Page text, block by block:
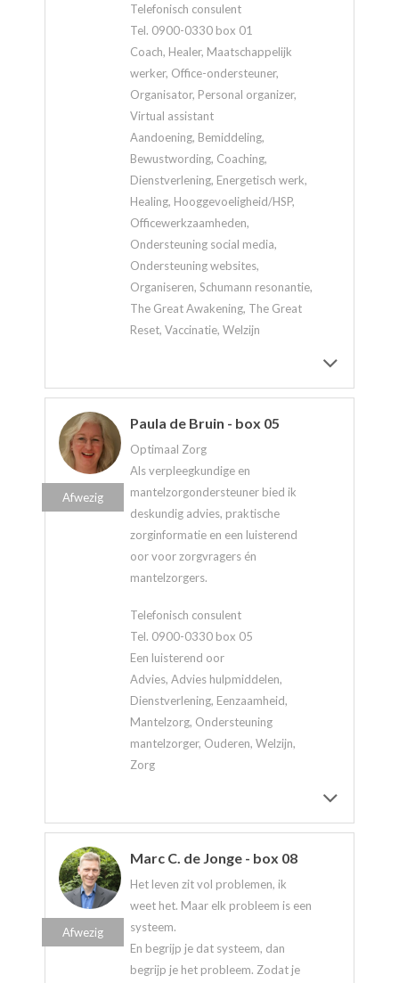
Telefonisch consulent
Tel. 0900-0330 box 01
Coach, Healer, Maatschappelijk
werker, Office-ondersteuner,
Organisator, Personal organizer,
Virtual assistant
Aandoening, Bemiddeling,
Bewustwording, Coaching,
Dienstverlening, Energetisch werk,
Healing, Hooggevoeligheid/HSP,
Officewerkzaamheden,
Ondersteuning social media,
Ondersteuning websites,
Organiseren, Schumann resonantie,
The Great Awakening, The Great
Reset, Vaccinatie, Welzijn
Paula de Bruin - box 05
Optimaal Zorg
Als verpleegkundige en
mantelzorgondersteuner bied ik
deskundig advies, praktische
zorginformatie en een luisterend
oor voor zorgvragers én
mantelzorgers.
Telefonisch consulent
Tel. 0900-0330 box 05
Een luisterend oor
Advies, Advies hulpmiddelen,
Dienstverlening, Eenzaamheid,
Mantelzorg, Ondersteuning
mantelzorger, Ouderen, Welzijn,
Zorg
Afwezig
Marc C. de Jonge - box 08
Het leven zit vol problemen, ik
weet het. Maar elk probleem is een
systeem.
En begrijp je dat systeem, dan
begrijp je het probleem. Zodat je
Afwezig